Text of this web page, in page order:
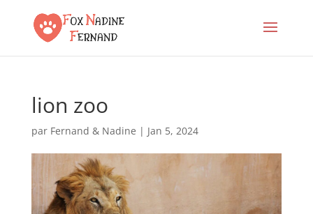
lion zoo
par Fernand & Nadine | Jan 5, 2024